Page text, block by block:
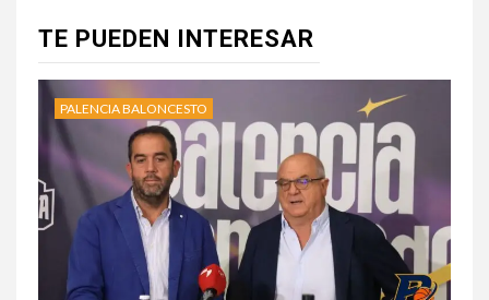
TE PUEDEN INTERESAR
PALENCIA BALONCESTO